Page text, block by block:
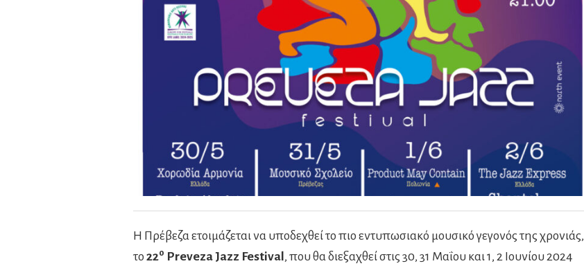
Η Πρέβεζα ετοιμάζεται να υποδεχθεί το πιο εντυπωσιακό μουσικό γεγονός της χρονιάς,
το 22ο Preveza Jazz Festival , που θα διεξαχθεί στις 30, 31 Μαΐου και 1, 2 Ιουνίου 2024